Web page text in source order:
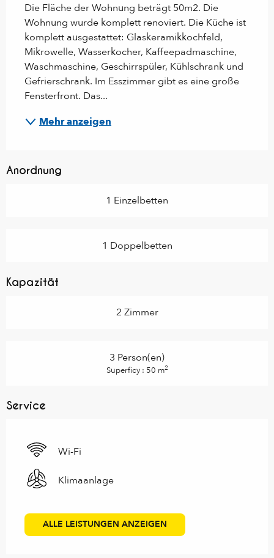
Die Fläche der Wohnung beträgt 50m2. Die
Wohnung wurde komplett renoviert. Die Küche ist
komplett ausgestattet: Glaskeramikkochfeld,
Mikrowelle, Wasserkocher, Kaffeepadmaschine,
Waschmaschine, Geschirrspüler, Kühlschrank und
Gefrierschrank. Im Esszimmer gibt es eine große
Fensterfront. Das...
Mehr anzeigen
Anordnung
1 Einzelbetten
1 Doppelbetten
Kapazität
2 Zimmer
3 Person(en)
Superficy : 50 m2
Service
Wi-Fi
Klimaanlage
ALLE LEISTUNGEN ANZEIGEN